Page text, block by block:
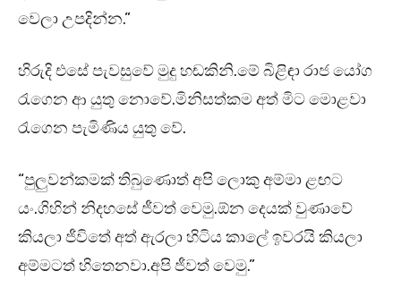
වෙලා උපදින්න.”
හිරුදි එසේ පැවසුවේ මුදු හඬකිනි.මේ බිළිඳා රාජ යෝග
රැගෙන ආ යුතු නොවේ.මිනිසත්කම අත් මිට මොළවා
රැගෙන පැමිණිය යුතු වේ.
“පුලුවන්කමක් තිබුණොත් අපි ලොකු අම්මා ළඟට
යං.ගිහින් නිදහසේ ජීවත් වෙමු.ඕන දෙයක් වුණාවේ
කියලා ජීවිතේ අත් ඇරලා හිටිය කාලේ ඉවරයි කියලා
අම්මටත් හිතෙනවා.අපි ජීවත් වෙමු.”